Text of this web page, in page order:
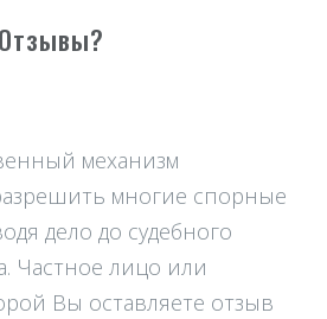
механизм
многие спорные
дело до судебного
Частное лицо или
Вы оставляете отзыв